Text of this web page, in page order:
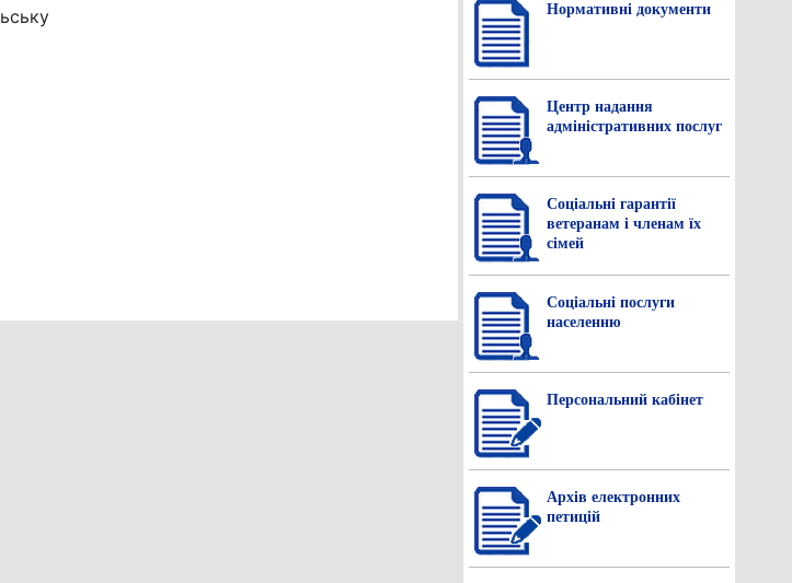
Нормативнi документи
Центр надання
адміністративних послуг
Соціальні гарантії
ветеранам і членам їх
сімей
Соціальні послуги
населенню
Персональний кабінет
Архів електронних
петицій